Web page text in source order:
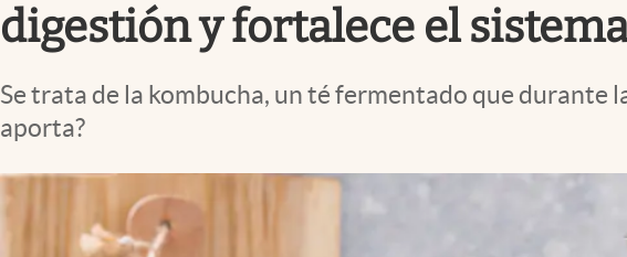
digestión y fortalece el
Se trata de la kombucha, un té fermentado que durante
aporta?